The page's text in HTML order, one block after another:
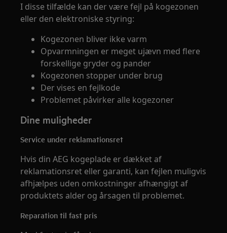
I disse tilfælde kan der være fejl på kogezonen
eller den elektroniske styring:
Kogezonen bliver ikke varm
Opvarmningen er meget ujævn med flere
forskellige gryder og pander
Kogezonen stopper under brug
Der vises en fejlkode
Problemet påvirker alle kogezoner
Dine muligheder
Service under reklamationsret
Hvis din AEG kogeplade er dækket af
reklamationsret eller garanti, kan fejlen muligvis
afhjælpes uden omkostninger afhængigt af
produktets alder og årsagen til problemet.
Reparation til fast pris